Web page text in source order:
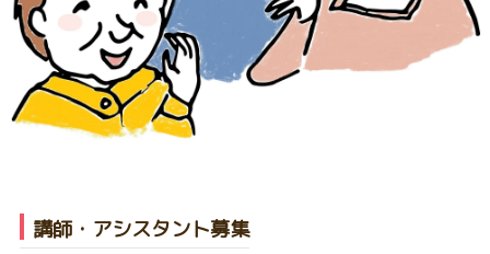
講師・アシスタント募集